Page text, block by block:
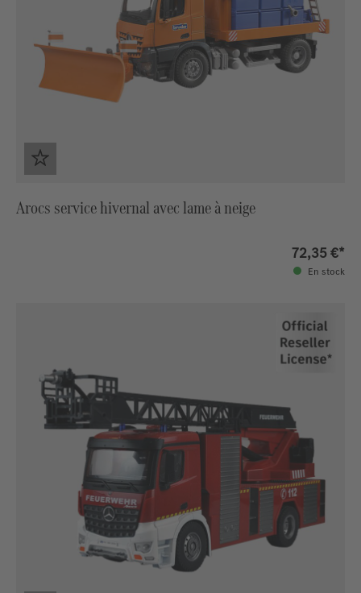
Arocs service hivernal avec lame à neige
72,35 €*
En stock